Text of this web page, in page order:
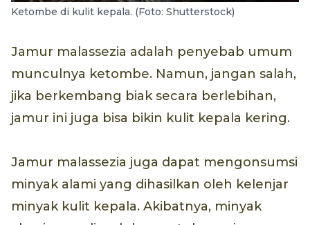
Ketombe di kulit kepala. (Foto: Shutterstock)
Jamur malassezia adalah penyebab umum
munculnya ketombe. Namun, jangan salah,
jika berkembang biak secara berlebihan,
jamur ini juga bisa bikin kulit kepala kering.
Jamur malassezia juga dapat mengonsumsi
minyak alami yang dihasilkan oleh kelenjar
minyak kulit kepala. Akibatnya, minyak